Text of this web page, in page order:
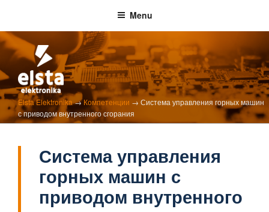
content
ELSTA ELEKTRONIKA
Profesjonalna elektronika przemysłowa
Menu
Elsta Elektronika→Компетенции → Система управления горных машин
с приводом внутренного сгорания
Система управления
горных машин с
приводом внутренного